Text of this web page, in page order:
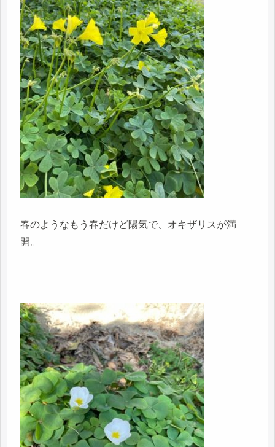
春のようなもう春だけど陽気で、オキザリスが満
開。